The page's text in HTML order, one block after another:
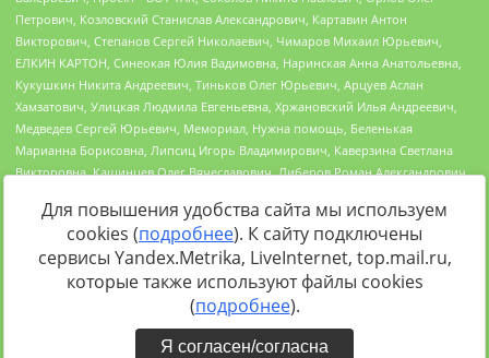
Источник:https://minjust.gov.ru/uploaded/files/reestr-
inostrannyih-agentov-22-03-2024.pdfданные на22.03.2024
Для повышения удобства сайта мы используем
cookies (подробнее). К сайту подключены
сервисы Yandex.Metrika, LiveInternet, top.mail.ru,
которые также используют файлы cookies
(подробнее).
Я согласен/согласна